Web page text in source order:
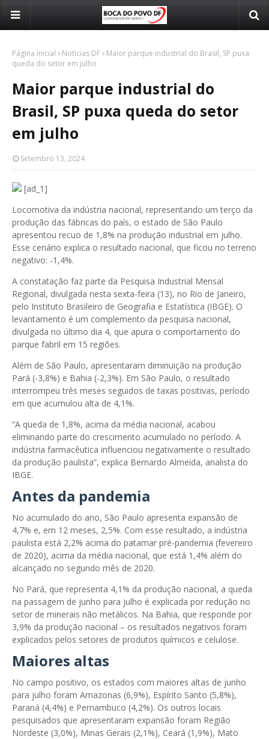
Página inicial Noticias DF
Maior parque industrial do Brasil, SP puxa
queda do setor em julho
Maior parque industrial do
Brasil, SP puxa queda do setor
em julho
Setembro 13, 2024
[ad_1]
Locomotiva da indústria nacional, representando um terço da
produção das fábricas do país, o estado de São Paulo
apresentou recuo de 1,8% na produção industrial em julho.
Esse cenário explica o resultado nacional, que ficou no terreno
negativo: -1,4%.
A constatação faz parte da Pesquisa Industrial Mensal
Regional, divulgada nesta sexta-feira (13), no Rio de Janeiro,
pelo Instituto Brasileiro de Geografia e Estatística (IBGE). O
levantamento é um complemento da pesquisa nacional,
divulgada no último dia 4, que apura o comportamento do
parque fabril em 15 regiões.
Além de São Paulo, apresentaram diminuição na produção
Pará (-3,8%) e Bahia (-2,3%). Em São Paulo, o resultado
interrompeu três meses seguidos de taxas positivas, período
em que acumulou alta de 4,1%.
“A queda de 1,8%, acima da média nacional, acabou
eliminando parte do crescimento acumulado no período. A
indústria farmacêutica influenciou negativamente o resultado
da produção paulista”, explica Bernardo Almeida, analista do
IBGE.
Antes da pandemia
No acumulado do ano, São Paulo apresenta expansão de
4,7% e, em 12 meses, 2,5%. Com esse resultado, a indústria
paulista está 2,2% acima do patamar pré-pandemia (fevereiro
de 2020), acima da média nacional, que está 1,4% além do
alcançado no segundo mês de 2020.
No Pará, que representa 4,1% da produção nacional, a queda
na passagem de junho para julho é explicada por redução no
setor de minerais não metálicos. Na Bahia, que responde por
3,9% da produção nacional – os resultados negativos foram
explicados pelos setores de produtos químicos e celulose.
Maiores altas
No campo positivo, os estados com maiores altas de junho
para julho foram Amazonas (6,9%), Espírito Santo (5,8%),
Paraná (4,4%) e Pernambuco (4,2%). Os outros locais
pesquisados que apresentaram expansão foram Região
Nordeste (3,0%), Minas Gerais (2,1%), Ceará (1,9%), Mato